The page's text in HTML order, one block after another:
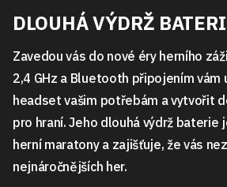
DLOUHÁ VÝDRŽ
Zavedou vás do nové éry herního
2,4 GHz a Bluetooth připojením
headset vašim potřebám a vytvořit
pro hraní. Jeho dlouhá výdrž baterie
herní maratony a zajišťuje, že vás
nejnáročnějších her.